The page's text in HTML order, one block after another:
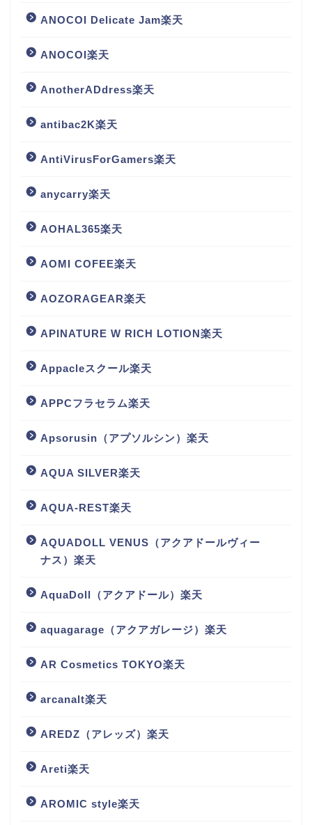
ANOCOI Delicate Jam楽天
ANOCOI楽天
AnotherADdress楽天
antibac2K楽天
AntiVirusForGamers楽天
anycarry楽天
AOHAL365楽天
AOMI COFEE楽天
AOZORAGEAR楽天
APINATURE W RICH LOTION楽天
Appacleスクール楽天
APPCフラセラム楽天
Apsorusin（アプソルシン）楽天
AQUA SILVER楽天
AQUA-REST楽天
AQUADOLL VENUS（アクアドールヴィー
ナス）楽天
AquaDoll（アクアドール）楽天
aquagarage（アクアガレージ）楽天
AR Cosmetics TOKYO楽天
arcanalt楽天
AREDZ（アレッズ）楽天
Areti楽天
AROMIC style楽天